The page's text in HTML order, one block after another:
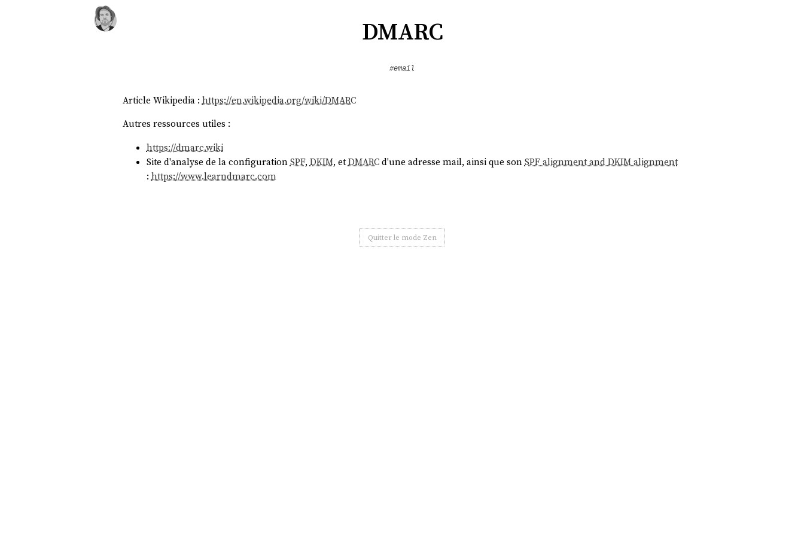
DMARC
#email
Article Wikipedia : https://en.wikipedia.org/wiki/DMARC
Autres ressources utiles :
https://dmarc.wiki
Site d'analyse de la configurationSPF, DKIM, etDMARCd'une adresse mail, ainsi que sonSPF alignment and DKIM alignment
: https://www.learndmarc.com
Quitter le mode Zen